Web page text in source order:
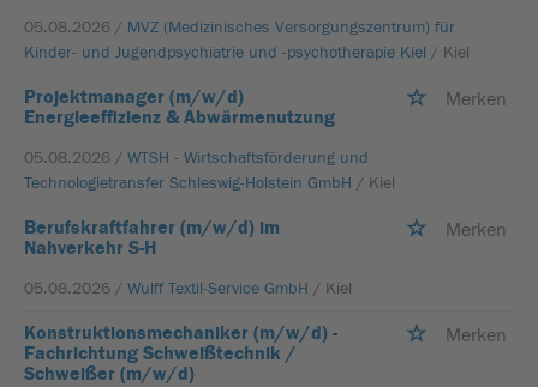
05.08.2026 / MVZ (Medizinisches Versorgungszentrum) für
Kinder- und Jugendpsychiatrie und -psychotherapie Kiel / Kiel
Projektmanager (m/w/d)
Energieeffizienz & Abwärmenutzung
Merken
05.08.2026 / WTSH - Wirtschaftsförderung und
Technologietransfer Schleswig-Holstein GmbH / Kiel
Berufskraftfahrer (m/w/d) im
Nahverkehr S-H
Merken
05.08.2026 / Wulff Textil-Service GmbH / Kiel
Konstruktionsmechaniker (m/w/d) -
Fachrichtung Schweißtechnik /
Schweißer (m/w/d)
Merken